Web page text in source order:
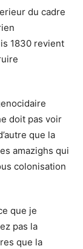
du cadre
1830 revient
doit pas voir
que la
amazighs qui
colonisation
que je
pas la
que la